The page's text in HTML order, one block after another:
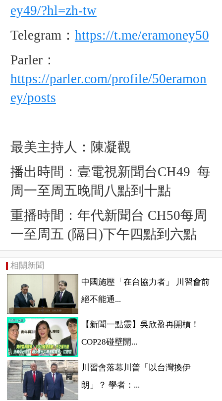
ey49/?hl=zh-tw
Telegram： https://t.me/eramoney50
Parler：
https://parler.com/profile/50eramon
ey/posts
最美主持人：陳凝觀
播出時間：壹電視新聞台CH49 每
周一至周五晚間八點到十點
重播時間：年代新聞台 CH50每周
一至周五 (隔日)下午四點到六點
相關新聞
中國施壓「在台協力者」 川習會前
絕不能通...
【新聞一點靈】吳欣盈再開槓！
COP28碰壁開...
川習會落幕川普「以台灣換伊
朗」？ 學者：...